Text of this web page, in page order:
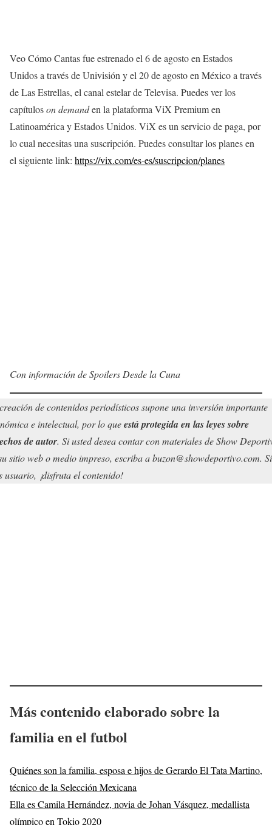
Veo Cómo Cantas fue estrenado el 6 de agosto en Estados
Unidos a través de Univisión y el 20 de agosto en México a través
de Las Estrellas, el canal estelar de Televisa. Puedes ver los
capítuloson demanden la plataforma ViX Premium en
Latinoamérica y Estados Unidos. ViX es un servicio de paga, por
lo cual necesitas una suscripción. Puedes consultar los planes en
el siguiente link: https://vix.com/es-es/suscripcion/planes
Con información de Spoilers Desde la Cuna
de contenidos periodísticos supone una inversión importante
e intelectual, por lo queestá protegida en las leyes sobre
de autor. Si usted desea contar con materiales de Show
sitio web o medio impreso, escriba a buzon@showdeportivo.com. Si
usuario, ¡disfruta el contenido!
Más contenido elaborado sobre la
familia en el futbol
Quiénes son la familia, esposa e hijos de Gerardo El Tata Martino,
técnico de la Selección Mexicana
Ella es Camila Hernández, novia de Johan Vásquez, medallista
olímpico en Tokio 2020